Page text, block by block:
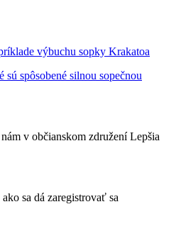
výbuchu sopky Krakatoa
spôsobené silnou sopečnou
v občianskom združení Lepšia
sa dá zaregistrovať sa